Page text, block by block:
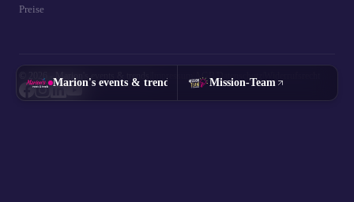
Preise
© 2026 - Marion's events & trends Impressum AGB Datenschutz
Marion's events & trends Mission-Team